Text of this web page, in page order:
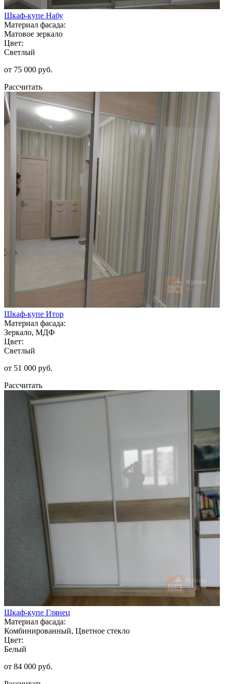
Шкаф-купе Набу
Материал фасада:
Матовое зеркало
Цвет:
Светлый
от 75 000 руб.
Рассчитать
Шкаф-купе Итор
Материал фасада:
Зеркало, МДФ
Цвет:
Светлый
от 51 000 руб.
Рассчитать
Шкаф-купе Глянец
Материал фасада:
Комбинированный, Цветное стекло
Цвет:
Белый
от 84 000 руб.